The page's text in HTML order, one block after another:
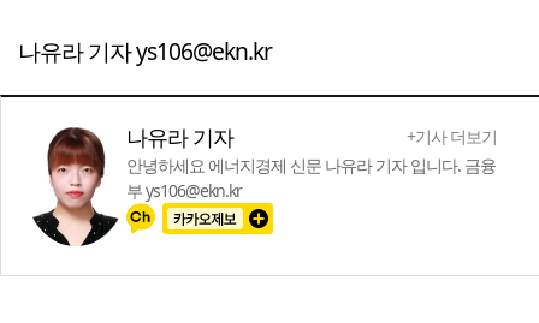
나유라 기자 ys106@ekn.kr
나유라 기자
+기사 더보기
안녕하세요 에너지경제 신문 나유라 기자 입니다. 금융
부 ys106@ekn.kr